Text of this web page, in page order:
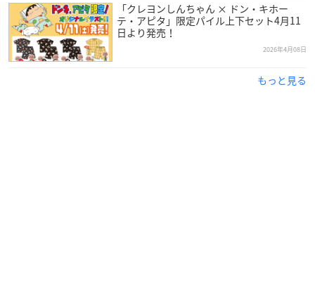
「クレヨンしんちゃん × ドン・キホー
テ・アピタ」限定パイル上下セット4月11
日より発売！
2026年4月08日
もっと見る